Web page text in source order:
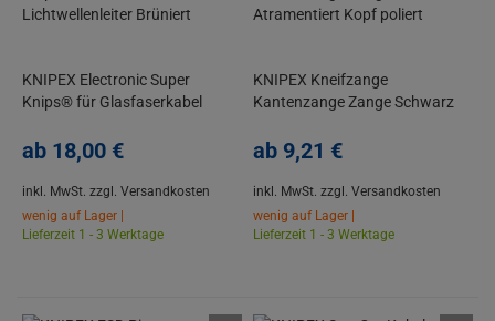
KNIPEX Electronic Super
Knips® für Glasfaserkabel
ab 18,00 €
inkl. MwSt. zzgl. Versandkosten
wenig auf Lager |
Lieferzeit 1 - 3 Werktage
KNIPEX Kneifzange
Kantenzange Zange Schwarz
ab 9,21 €
inkl. MwSt. zzgl. Versandkosten
wenig auf Lager |
Lieferzeit 1 - 3 Werktage